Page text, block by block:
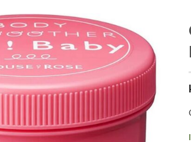
Legg til i
ønskeliste